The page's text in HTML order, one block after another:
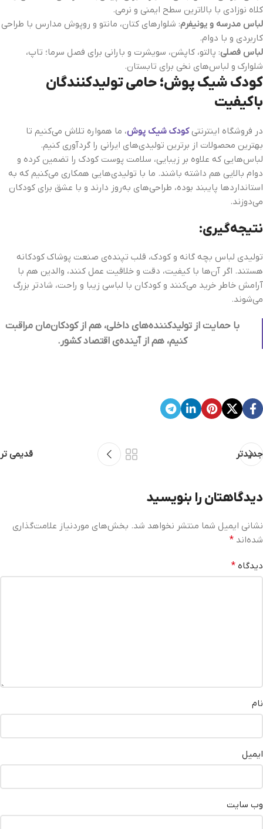
کلاه نوزادی با بالاترین سطح ایمنی و نرمی.
لباس مدرسه و یونیفرم: شلوارهای کتان، مانتو و روپوش مدارس با طراحی
کاربردی و با دوام.
لباس فصلی: پالتو، کاپشن، سویشرت و بارانی برای فصل سرما؛ تاپ،
شلوارک و لباس‌های نخی برای تابستان.
کودک شیک‌ پوش؛ حامی تولیدکنندگان
باکیفیت
در فروشگاه اینترنتیکودک شیک‌ پوش، ما همواره تلاش می‌کنیم تا
بهترین محصولات از برترین تولیدی‌های ایرانی را گردآوری کنیم.
لباس‌هایی که علاوه بر زیبایی، سلامت پوست کودک را تضمین کرده و
دوام بالایی هم داشته باشند. ما با تولیدی‌هایی همکاری می‌کنیم که به
استانداردها پایبند بوده، طراحی‌های به‌روز دارند و با عشق برای کودکان
می‌دوزند.
نتیجه‌گیری:
تولیدی لباس بچه‌ گانه و کودک، قلب تپنده‌ی صنعت پوشاک کودکانه
هستند. اگر آن‌ها با کیفیت، دقت و خلاقیت عمل کنند، والدین هم با
آرامش خاطر خرید می‌کنند و کودکان با لباسی زیبا و راحت، شادتر بزرگ
می‌شوند.
با حمایت از تولیدکننده‌های داخلی، هم از کودکان‌مان مراقبت
کنیم، هم از آینده‌ی اقتصاد کشور.
جدیدتر قدیمی تر
دیدگاهتان را بنویسید
نشانی ایمیل شما منتشر نخواهد شد. بخش‌های موردنیاز علامت‌گذاری
شده‌اند *
دیدگاه *
نام
ایمیل
وب‌ سایت